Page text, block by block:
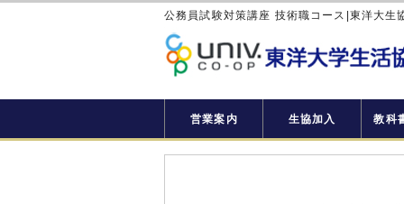
公務員試験対策講座 技術職コース|東洋大生
営業案内 生協加入 教科